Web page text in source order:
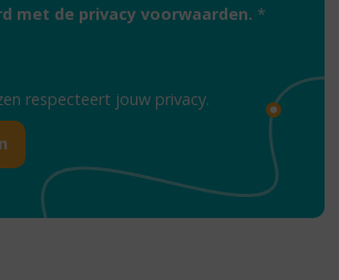
met de privacy voorwaarden. *
respecteert jouw privacy.